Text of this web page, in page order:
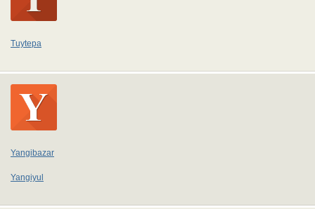
Tuytepa
Yangibazar
Yangiyul